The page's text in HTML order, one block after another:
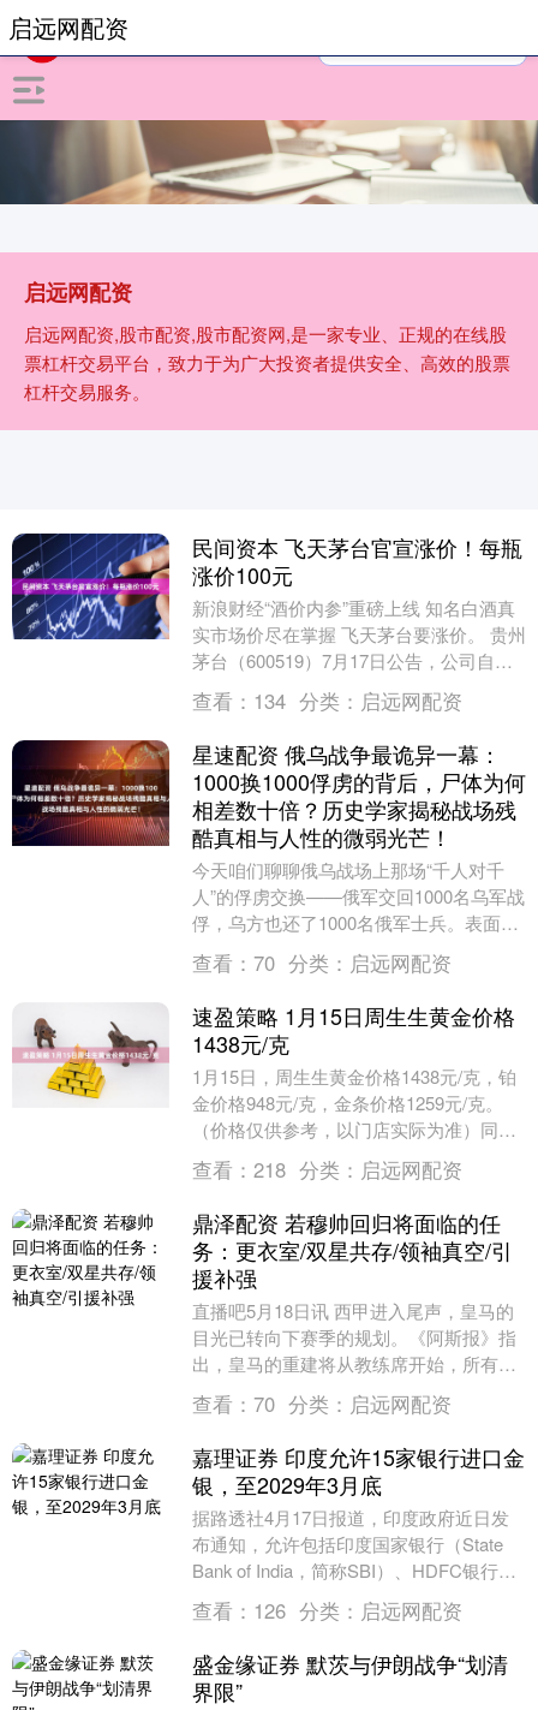
启远网配资
启远网配资,股市配资,股市配资网,是一家专业、正规的在线股
票杠杆交易平台，致力于为广大投资者提供安全、高效的股票
杠杆交易服务。
启远网配资
民间资本 飞天茅台官宣涨价！每瓶
涨价100元
新浪财经“酒价内参”重磅上线 知名白酒真
实市场价尽在掌握 飞天茅台要涨价。 贵州
茅台（600519）7月17日公告，公司自
2026年7月18日零时起，将飞天53....
查看： 134 分类： 启远网配资
星速配资 俄乌战争最诡异一幕：
1000换1000俘虏的背后，尸体为何
相差数十倍？历史学家揭秘战场残
酷真相与人性的微弱光芒！
今天咱们聊聊俄乌战场上那场“千人对千
人”的俘虏交换——俄军交回1000名乌军战
俘，乌方也还了1000名俄军士兵。表面
看，这像一场公平交易，可你猜怎么着？
就在不久....
查看： 70 分类： 启远网配资
速盈策略 1月15日周生生黄金价格
1438元/克
1月15日，周生生黄金价格1438元/克，铂
金价格948元/克，金条价格1259元/克。
（价格仅供参考，以门店实际为准）同日
上海黄金交易所现货黄金AU9999最....
查看： 218 分类： 启远网配资
鼎泽配资 若穆帅回归将面临的任
务：更衣室/双星共存/领袖真空/引
援补强
直播吧5月18日讯 西甲进入尾声，皇马的
目光已转向下赛季的规划。《阿斯报》指
出，皇马的重建将从教练席开始，所有人
的目光都集中在穆里尼奥可能回归的前景
上。穆里尼奥....
查看： 70 分类： 启远网配资
嘉理证券 印度允许15家银行进口金
银，至2029年3月底
据路透社4月17日报道，印度政府近日发
布通知，允许包括印度国家银行（State
Bank of India，简称SBI）、HDFC银行、
印度银行（Bank of....
查看： 126 分类： 启远网配资
盛金缘证券 默茨与伊朗战争“划清
界限”